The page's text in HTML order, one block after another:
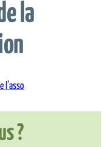
la
l’asso
?